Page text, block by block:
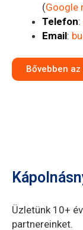
(Google
Telefon:
Email:
Bővebben
Üzletünk 10+
partnereinket.